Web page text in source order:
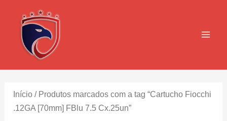
conteúdo
Início / Produtos marcados com a tag “Cartucho Fiocchi
.12GA [70mm] FBlu 7.5 Cx.25un”